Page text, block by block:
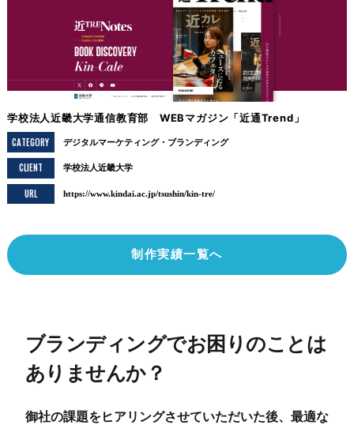
学校法人近畿大学通信教育部 WEBマガジン「近通Trend」
CATEGORY
デジタルマーケティング ブランディング
CLIENT 学校法人近畿大学
URL https://www.kindai.ac.jp/tsushin/kin-tre/
制作実績一覧へ
ブランディングでお困りのことは
ありませんか？
御社の課題をヒアリングさせていただいた後、最適な